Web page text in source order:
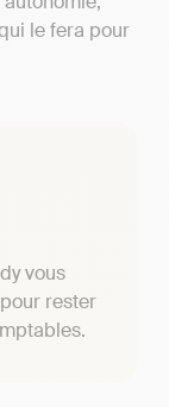
le fera pour
vous
rester